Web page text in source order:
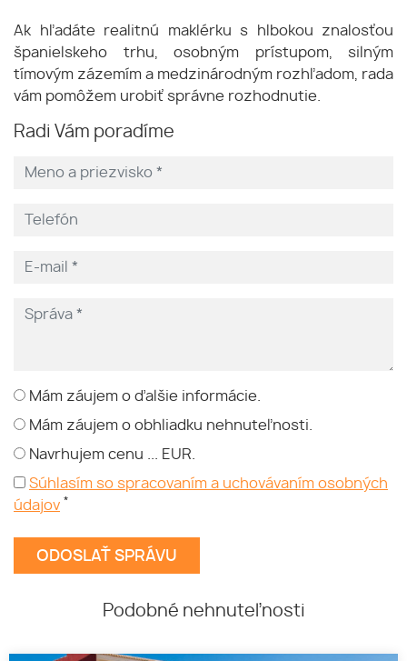
Ak hľadáte realitnú maklérku s hlbokou znalosťou
španielskeho trhu, osobným prístupom, silným
tímovým zázemím a medzinárodným rozhľadom, rada
vám pomôžem urobiť správne rozhodnutie.
Radi Vám poradíme
Mám záujem o ďalšie informácie.
Mám záujem o obhliadku nehnuteľnosti.
Navrhujem cenu ... EUR.
Súhlasím so spracovaním a uchovávaním osobných
údajov *
Podobné nehnuteľnosti